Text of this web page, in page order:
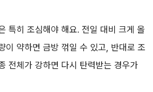
특히 조심해야 해요. 전일 대비 크게 올
이 약하면 금방 꺾일 수 있고, 반대로 조
전체가 강하면 다시 탄력받는 경우가